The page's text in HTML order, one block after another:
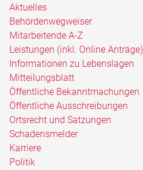
Aktuelles
Behördenwegweiser
Mitarbeitende A-Z
Leistungen (inkl. Online Anträge)
Informationen zu Lebenslagen
Mitteilungsblatt
Öffentliche Bekanntmachungen
Öffentliche Ausschreibungen
Ortsrecht und Satzungen
Schadensmelder
Karriere
Politik